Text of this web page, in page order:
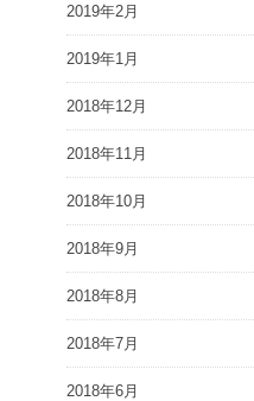
2019年2月
2019年1月
2018年12月
2018年11月
2018年10月
2018年9月
2018年8月
2018年7月
2018年6月